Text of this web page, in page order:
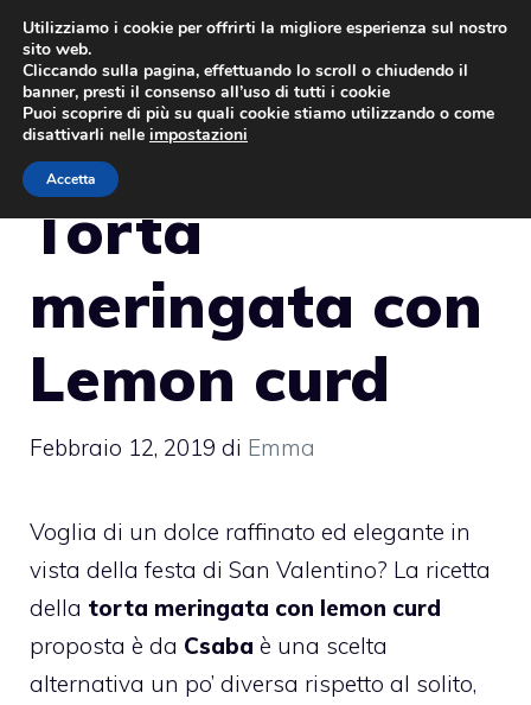
Vai
contenuto
Torta
meringata con
Lemon curd
Febbraio 12, 2019 di Emma
Voglia di un dolce raffinato ed elegante in
vista della festa di San Valentino? La ricetta
della torta meringata con lemon curd
proposta è da Csaba è una scelta
alternativa un po’ diversa rispetto al solito,
Utilizziamo i cookie per offrirti la migliore esperienza sul nostro
sito web.
Cliccando sulla pagina, effettuando lo scroll o chiudendo il
banner, presti il consenso all’uso di tutti i cookie
Puoi scoprire di più su quali cookie stiamo utilizzando o come
disattivarli nelle impostazioni
Accetta